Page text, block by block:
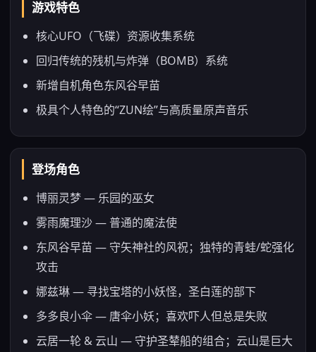
游戏特色
核心UFO（飞碟）资源收集系统
回归传统的残机与炸弹（BOMB）系统
新增自机角色东风谷早苗
极具个人特色的“ZUN绘”与高质量原声音乐
登场角色
博丽灵梦 — 乐园的巫女
雾雨魔理沙 — 普通的魔法使
东风谷早苗 — 守矢神社的风祝；独特的青蛙/蛇强化
攻击
娜兹琳 — 寻找宝塔的小妖怪，圣白莲的部下
多多良小伞 — 唐伞小妖；喜欢吓人但总是失败
云居一轮 & 云山 — 守护圣辇船的组合；云山是巨大